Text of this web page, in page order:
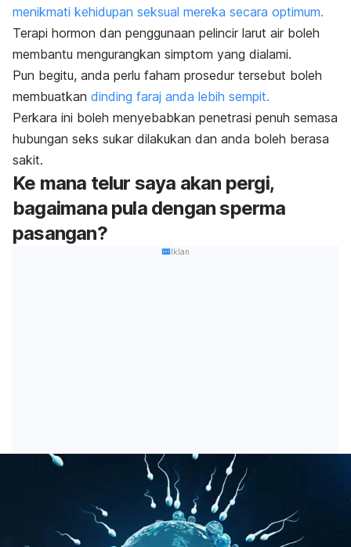
menikmati kehidupan seksual mereka secara optimum.
Terapi hormon dan penggunaan pelincir larut air boleh
membantu mengurangkan simptom yang dialami.
Pun begitu, anda perlu faham prosedur tersebut boleh
membuatkan dinding faraj anda lebih sempit.
Perkara ini boleh menyebabkan penetrasi penuh semasa
hubungan seks sukar dilakukan dan anda boleh berasa
sakit.
Ke mana telur saya akan pergi,
bagaimana pula dengan sperma
pasangan?
Iklan